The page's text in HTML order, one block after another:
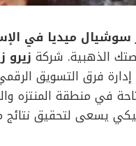
ميديا في
الذهبية. شركة
فرق التسويق
في منطقة المنتزه
يسعى لتحقيق